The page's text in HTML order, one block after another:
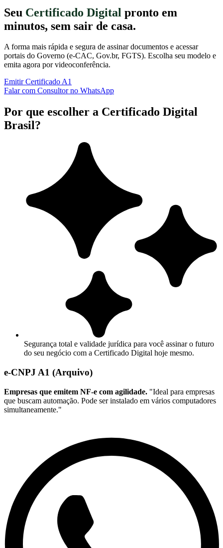
Seu Certificado Digital pronto em
minutos, sem sair de casa.
A forma mais rápida e segura de assinar documentos e acessar
portais do Governo (e-CAC, Gov.br, FGTS). Escolha seu modelo e
emita agora por videoconferência.
Emitir Certificado A1
Falar com Consultor no WhatsApp
Por que escolher a Certificado Digital
Brasil?
Segurança total e validade jurídica para você assinar o futuro
do seu negócio com a Certificado Digital hoje mesmo.
e-CNPJ A1 (Arquivo)
Empresas que emitem NF-e com agilidade. "Ideal para empresas
que buscam automação. Pode ser instalado em vários computadores
simultaneamente."